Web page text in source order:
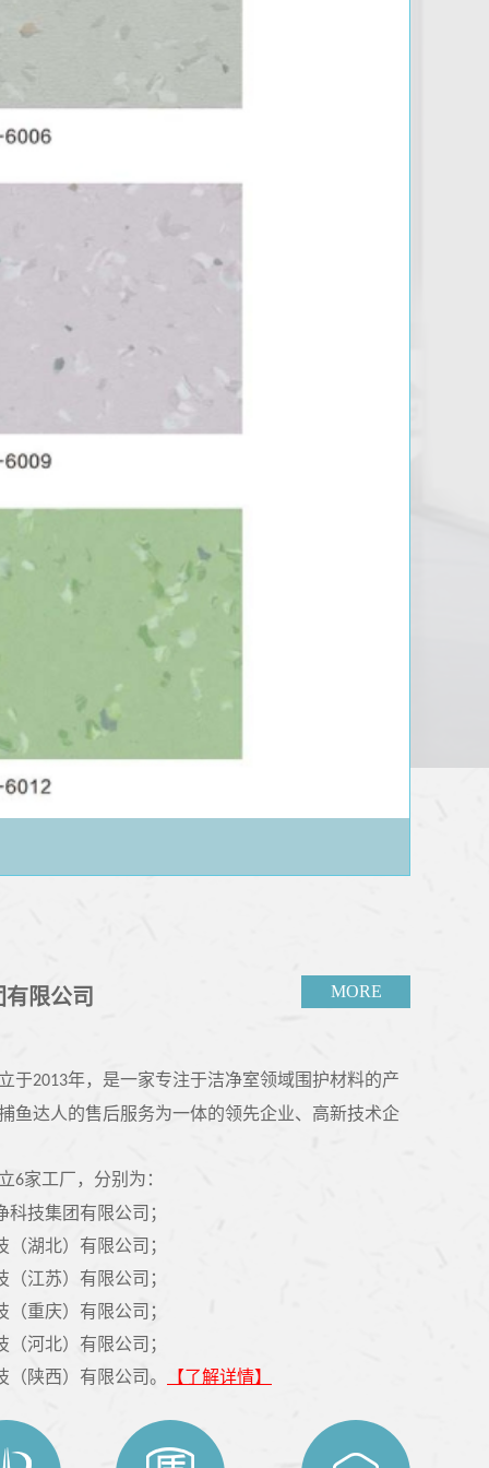
呼伦贝尔静电工业-华电系列
限公司 MORE
于2013年，是一家专注于洁净室领域围护材料的产
鱼达人的售后服务为一体的领先企业、高新技术企
6家工厂，分别为：
技集团有限公司；
湖北）有限公司；
江苏）有限公司；
重庆）有限公司；
河北）有限公司；
陕西）有限公司。
【了解详情】